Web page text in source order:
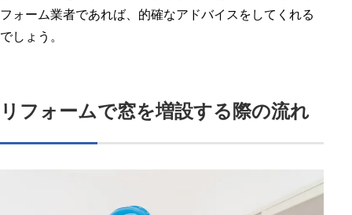
フォーム業者であれば、的確なアドバイスをしてくれる
でしょう。
リフォームで窓を増設する際の流れ